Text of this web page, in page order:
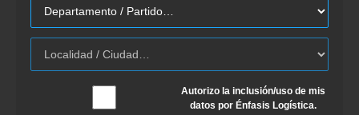
Autorizo la inclusión/uso de mis
datos por Énfasis Logística.